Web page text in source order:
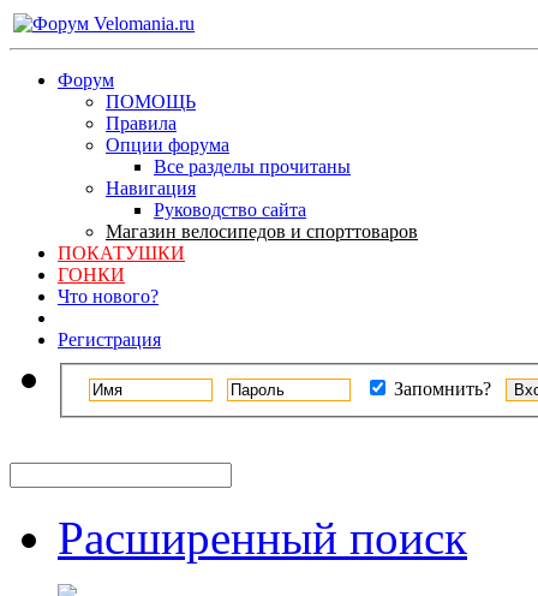
Форум
ПОМОЩЬ
Правила
Опции форума
Все разделы прочитаны
Навигация
Руководство сайта
Магазин велосипедов и спорттоваров
ПОКАТУШКИ
ГОНКИ
Что нового?
Регистрация
Запомнить?
Расширенный поиск